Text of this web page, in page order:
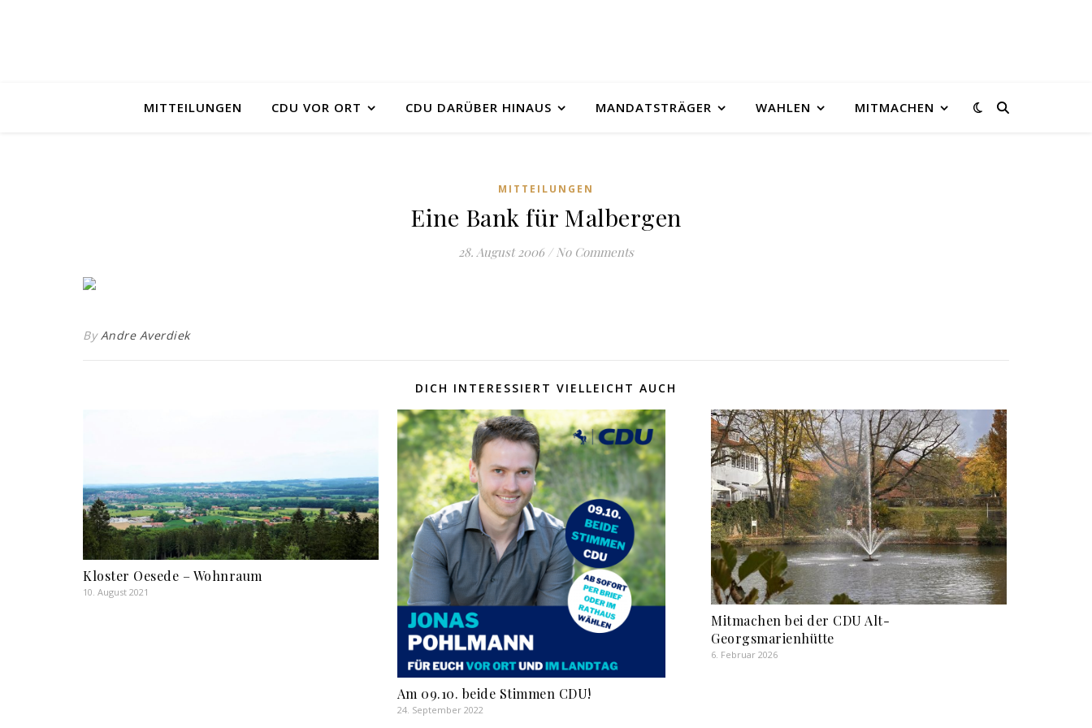
MITTEILUNGEN CDU VOR ORT CDU DARÜBER HINAUS MANDATSTRÄGER WAHLEN MITMACHEN
MITTEILUNGEN
Eine Bank für Malbergen
28. August 2006 / No Comments
ByAndre Averdiek
DICH INTERESSIERT VIELLEICHT AUCH
Kloster Oesede – Wohnraum
10. August 2021
Am 09.10. beide Stimmen CDU!
24. September 2022
Mitmachen bei der CDU Alt-
Georgsmarienhütte
6. Februar 2026